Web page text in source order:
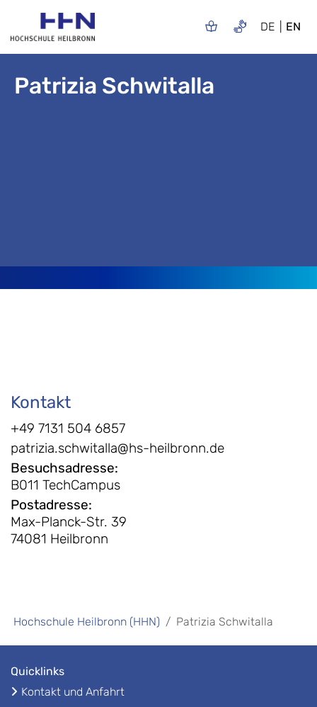
DE EN
Patrizia Schwitalla
Kontakt
+49 7131 504 6857
patrizia.schwitalla@hs-heilbronn.de
Besuchsadresse:
B011 TechCampus
Postadresse:
Max-Planck-Str. 39
74081 Heilbronn
Hochschule Heilbronn (HHN) Patrizia Schwitalla
Quicklinks
Kontakt und Anfahrt